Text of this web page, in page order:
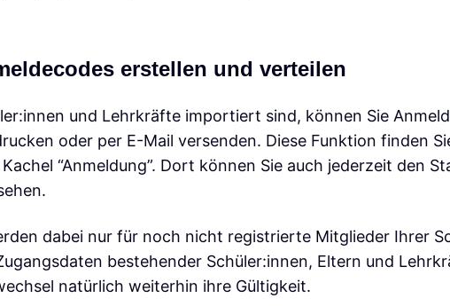
erstellen und verteilen
und Lehrkräfte importiert sind, können Sie
oder per E-Mail versenden. Diese Funktion finden
“Anmeldung”. Dort können Sie auch jederzeit den
dabei nur für noch nicht registrierte Mitglieder Ihrer
bestehender Schüler:innen, Eltern und
natürlich weiterhin ihre Gültigkeit.